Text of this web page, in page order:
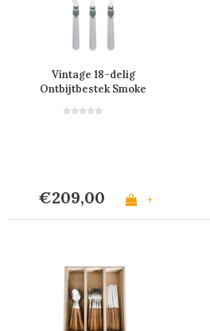
Vintage 18-delig
Ontbijtbestek Smoke
€209,00 +